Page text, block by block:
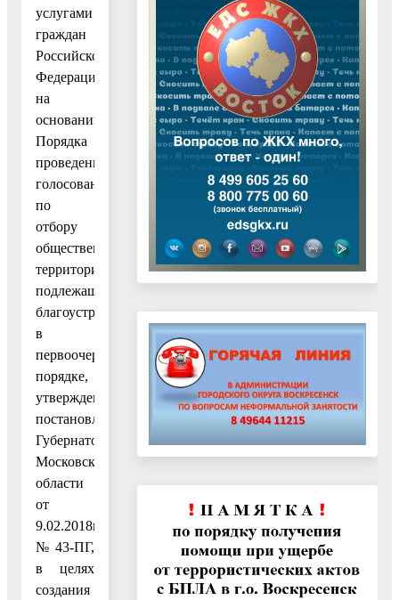
услугами
граждан
Российской
Федерации»,
на
основании
Порядка
проведения
голосования
по
отбору
общественных
территорий,
подлежащих
благоустройству
в
первоочередном
порядке,
утвержденного
постановлением
Губернатора
Московской
области
от
9.02.2018г
№43-ПГ,
в целях
создания